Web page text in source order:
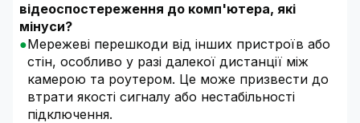
відеоспостереження до комп'ютера, які
мінуси?
Мережеві перешкоди від інших пристроїв або
стін, особливо у разі далекої дистанції між
камерою та роутером. Це може призвести до
втрати якості сигналу або нестабільності
підключення.